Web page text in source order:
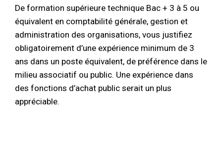
De formation supérieure technique Bac + 3 à 5 ou
équivalent en comptabilité générale, gestion et
administration des organisations, vous justifiez
obligatoirement d’une expérience minimum de 3
ans dans un poste équivalent, de préférence dans le
milieu associatif ou public. Une expérience dans
des fonctions d’achat public serait un plus
appréciable.